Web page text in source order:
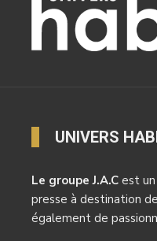
UNIVERS
Le groupe J.A.C est
presse à destination
également de